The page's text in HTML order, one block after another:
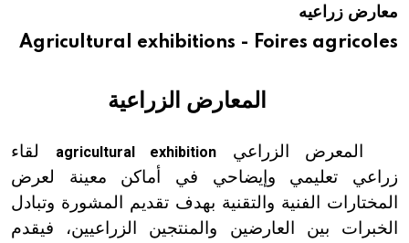
هيئة الموسوعة العربية تطلق موسوعات جديدة في عام 2026معارض زراعيه
Agricultural exhibitions - Foires agricoles
المعارض الزراعية
المعرض الزراعي agricultural exhibition
لقاء
زراعي تعليمي وإيضاحي في أماكن معينة لعرض
المختارات الفنية والتقنية بهدف تقديم المشورة وتبادل
الخبرات بين العارضين والمنتجين الزراعيين، فيقدم